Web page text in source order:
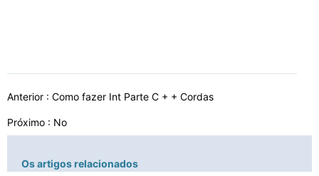
Anterior : Como fazer Int Parte C + + Cordas
Próximo : No
Os artigos relacionados